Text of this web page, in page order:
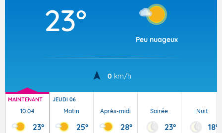
23°
Peu nuageux
0 km/h
MAINTENANT
10:04
23°
JEUDI 06
Matin
25°
Après-midi
28°
Soirée
23°
Nuit
18°